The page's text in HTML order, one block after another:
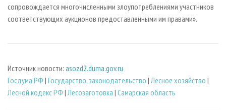
сопровождается многочисленными злоупотреблениями участников
соответствующих аукционов предоставленными им правами».
Источник новости: asozd2.duma.gov.ru
Госдума РФ | Государство, законодательство |Лесное хозяйство |
Лесной кодекс РФ |Лесозаготовка | Самарская область